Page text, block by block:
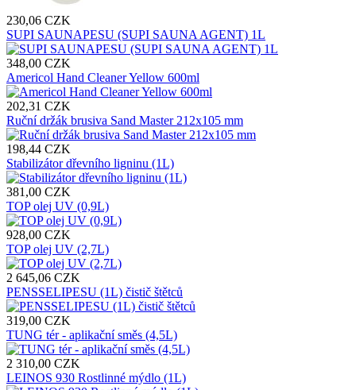
230,06 CZK
SUPI SAUNAPESU (SUPI SAUNA AGENT) 1L
348,00 CZK
Americol Hand Cleaner Yellow 600ml
202,31 CZK
Ruční držák brusiva Sand Master 212x105 mm
198,44 CZK
Stabilizátor dřevního ligninu (1L)
381,00 CZK
TOP olej UV (0,9L)
928,00 CZK
TOP olej UV (2,7L)
2 645,06 CZK
PENSSELIPESU (1L) čistič štětců
319,00 CZK
TUNG tér - aplikační směs (4,5L)
2 310,00 CZK
LEINOS 930 Rostlinné mýdlo (1L)